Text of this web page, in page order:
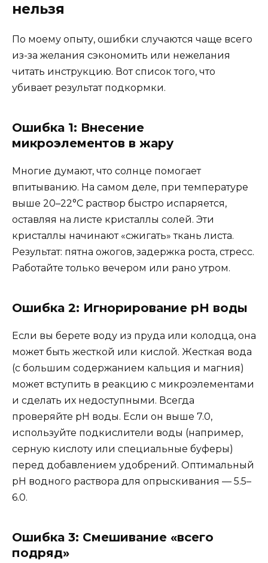
нельзя
По моему опыту, ошибки случаются чаще всего
из-за желания сэкономить или нежелания
читать инструкцию. Вот список того, что
убивает результат подкормки.
Ошибка 1: Внесение
микроэлементов в жару
Многие думают, что солнце помогает
впитыванию. На самом деле, при температуре
выше 20–22°C раствор быстро испаряется,
оставляя на листе кристаллы солей. Эти
кристаллы начинают «сжигать» ткань листа.
Результат: пятна ожогов, задержка роста, стресс.
Работайте только вечером или рано утром.
Ошибка 2: Игнорирование pH воды
Если вы берете воду из пруда или колодца, она
может быть жесткой или кислой. Жесткая вода
(с большим содержанием кальция и магния)
может вступить в реакцию с микроэлементами
и сделать их недоступными. Всегда
проверяйте pH воды. Если он выше 7.0,
используйте подкислители воды (например,
серную кислоту или специальные буферы)
перед добавлением удобрений. Оптимальный
pH водного раствора для опрыскивания — 5.5–
6.0.
Ошибка 3: Смешивание «всего
подряд»